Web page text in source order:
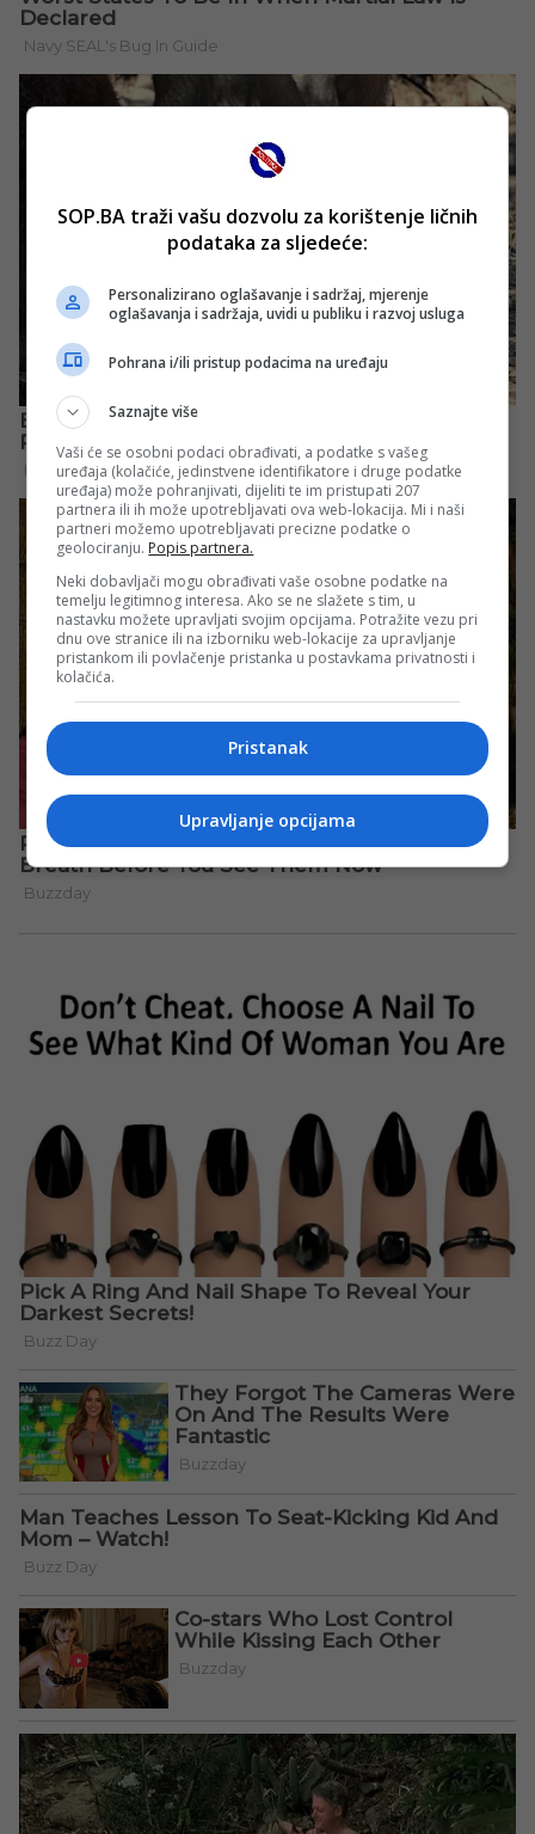
SOP.BA traži vašu dozvolu za korištenje ličnih
podataka za sljedeće:
Personalizirano oglašavanje i sadržaj, mjerenje
oglašavanja i sadržaja, uvidi u publiku i razvoj usluga
Pohrana i/ili pristup podacima na uređaju
Saznajte više
Vaši će se osobni podaci obrađivati, a podatke s vašeg
uređaja (kolačiće, jedinstvene identifikatore i druge podatke
uređaja) može pohranjivati, dijeliti te im pristupati 207
partnera ili ih može upotrebljavati ova web-lokacija. Mi i naši
partneri možemo upotrebljavati precizne podatke o
geolociranju. Popis partnera.
Neki dobavljači mogu obrađivati vaše osobne podatke na
temelju legitimnog interesa. Ako se ne slažete s tim, u
nastavku možete upravljati svojim opcijama. Potražite vezu pri
dnu ove stranice ili na izborniku web-lokacije za upravljanje
pristankom ili povlačenje pristanka u postavkama privatnosti i
kolačića.
Pristanak
Upravljanje opcijama